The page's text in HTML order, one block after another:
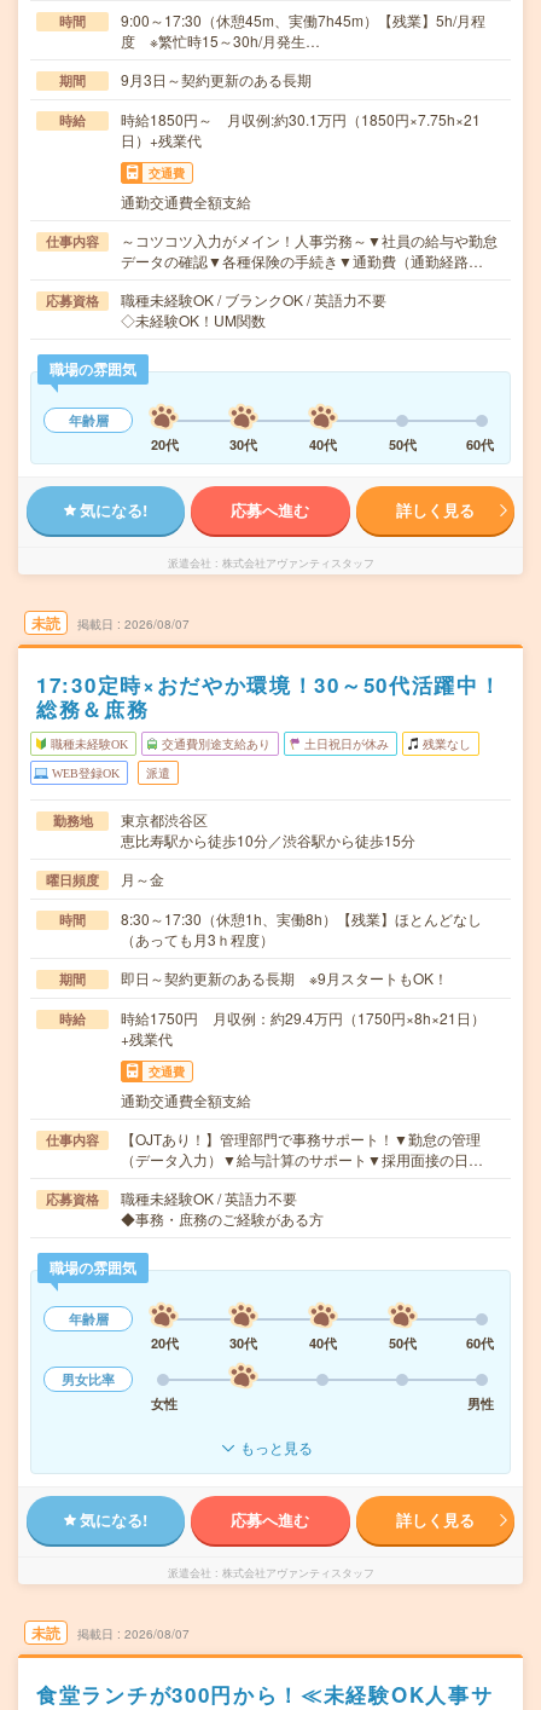
時間
9:00～17:30（休憩45m、実働7h45m）【残業】5h/月程
度 ※繁忙時15～30h/月発生…
期間 9月3日～契約更新のある長期
時給
時給1850円～ 月収例:約30.1万円（1850円×7.75h×21
日）+残業代
交通費
通勤交通費全額支給
仕事内容
～コツコツ入力がメイン！人事労務～▼社員の給与や勤怠
データの確認▼各種保険の手続き▼通勤費（通勤経路…
応募資格
職種未経験OK / ブランクOK / 英語力不要
◇未経験OK！UM関数
職場の雰囲気
年齢層
20代
30代 40代 50代 60代
気になる! 応募へ進む 詳しく見る
派遣会社 株式会社アヴァンティスタッフ
未読 掲載日 2026/08/07
17:30定時×おだやか環境！30～50代活躍中！
総務＆庶務
職種未経験OK 交通費別途支給あり 土日祝日が休み 残業なし
WEB登録OK 派遣
勤務地
東京都渋谷区
恵比寿駅から徒歩10分／渋谷駅から徒歩15分
曜日頻度 月～金
時間
8:30～17:30（休憩1h、実働8h）【残業】ほとんどなし
（あっても月3ｈ程度）
期間 即日～契約更新のある長期 ※9月スタートもOK！
時給
時給1750円 月収例：約29.4万円（1750円×8h×21日）
+残業代
交通費
通勤交通費全額支給
仕事内容
【OJTあり！】管理部門で事務サポート！▼勤怠の管理
（データ入力）▼給与計算のサポート▼採用面接の日…
応募資格
職種未経験OK / 英語力不要
◆事務・庶務のご経験がある方
職場の雰囲気
年齢層
20代
30代 40代 50代
60代
男女比率
女性
男性
もっと見る
気になる! 応募へ進む 詳しく見る
派遣会社 株式会社アヴァンティスタッフ
未読 掲載日 2026/08/07
食堂ランチが300円から！≪未経験OK人事サ